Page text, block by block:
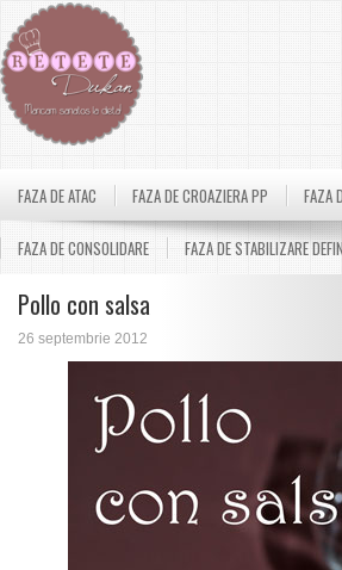
FAZA DE ATAC FAZA DE CROAZIERA PP FAZA
FAZA DE CONSOLIDARE FAZA DE STABILIZARE
Pollo con salsa
26 septembrie 2012